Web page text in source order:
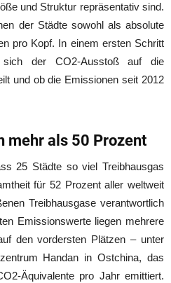
und Struktur repräsentativ sind.
der Städte sowohl als absolute
pro Kopf. In einem ersten Schritt
der CO2-Ausstoß auf die
und ob die Emissionen seit 2012
mehr als 50 Prozent
25 Städte so viel Treibhausgas
für 52 Prozent aller weltweit
Treibhausgase verantwortlich
Emissionswerte liegen mehrere
den vordersten Plätzen – unter
Handan in Ostchina, das
Äquivalente pro Jahr emittiert.